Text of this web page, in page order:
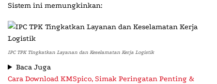
Sistem ini memungkinkan:
IPC TPK Tingkatkan Layanan dan Keselamatan Kerja Logistik
Baca Juga
Cara Download KMSpico, Simak Peringatan Penting &